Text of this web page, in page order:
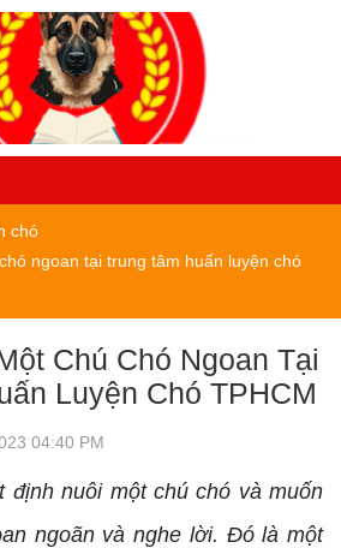
chó
ngoan tại trung tâm huấn luyện chó
Chú Chó Ngoan Tại
Luyện Chó TPHCM
04:40 PM
nuôi một chú chó và muốn
ngoãn và nghe lời. Đó là một